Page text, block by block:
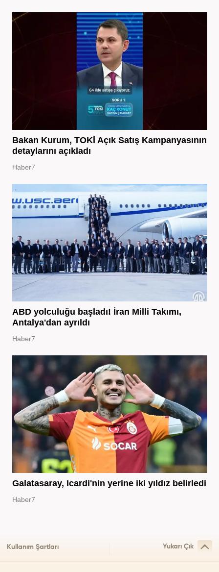
Bakan Kurum, TOKİ Açık Satış Kampanyasının
detaylarını açıkladı
Haber7
ABD yolculuğu başladı! İran Milli Takımı,
Antalya'dan ayrıldı
Haber7
Galatasaray, Icardi'nin yerine iki yıldız belirledi
Haber7
Kullanım Şartları Yukarı Çık